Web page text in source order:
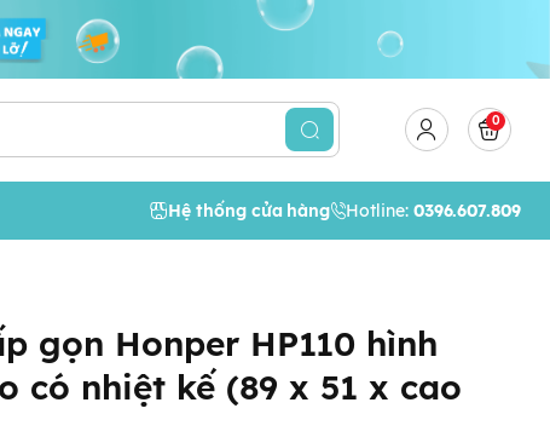
0
Hệ thống cửa hàng Hotline: 0396.607.809
gọn Honper HP110 hình
có nhiệt kế (89 x 51 x cao